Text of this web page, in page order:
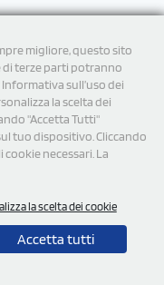
migliore, questo sito
di terze parti potranno
sull’uso dei
la scelta dei
"Accetta Tutti"
tuo dispositivo. Cliccando
necessari. La
la scelta dei cookie
Accetta tutti
QUESTI
su StampaSi